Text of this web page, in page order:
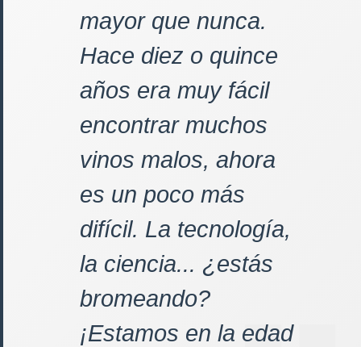
mayor que nunca.
Hace diez o quince
años era muy fácil
encontrar muchos
vinos malos, ahora
es un poco más
difícil. La tecnología,
la ciencia... ¿estás
bromeando?
¡Estamos en la edad